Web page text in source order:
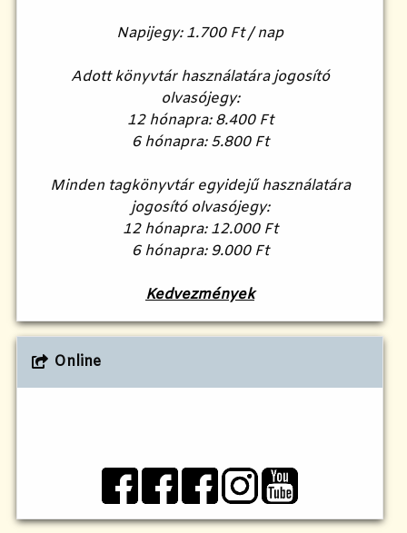
Napijegy: 1.700 Ft / nap
Adott könyvtár használatára jogosító
olvasójegy:
12 hónapra: 8.400 Ft
6 hónapra: 5.800 Ft
Minden tagkönyvtár egyidejű használatára
jogosító olvasójegy:
12 hónapra: 12.000 Ft
6 hónapra: 9.000 Ft
Kedvezmények
Online